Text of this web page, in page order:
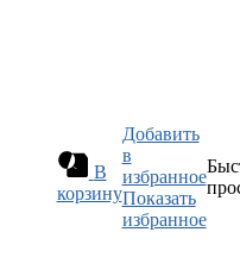
В
корзину
Добавить
в
избранное
Показать
избранное